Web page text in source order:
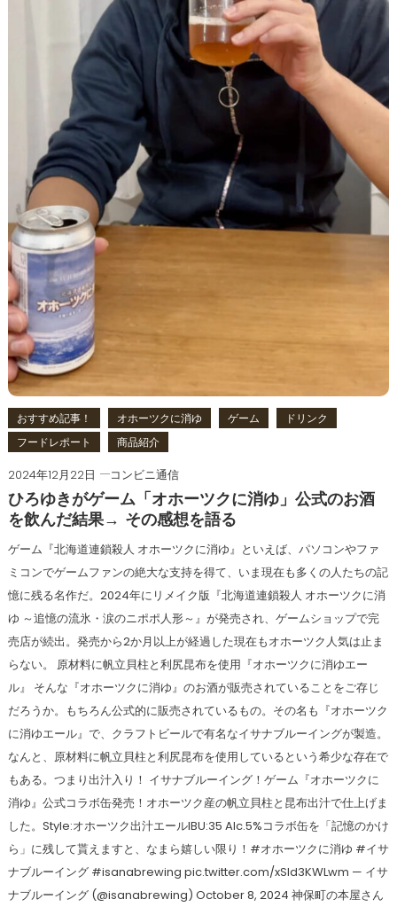
おすすめ記事！ オホーツクに消ゆ ゲーム
ドリンク
フードレポート
商品紹介
2024年12月22日
コンビニ通信
ひろゆきがゲーム「オホーツクに消ゆ」公式のお酒
を飲んだ結果→ その感想を語る
ゲーム『北海道連鎖殺人 オホーツクに消ゆ』といえば、パソコンやファ
ミコンでゲームファンの絶大な支持を得て、いま現在も多くの人たちの記
憶に残る名作だ。2024年にリメイク版『北海道連鎖殺人 オホーツクに消
ゆ ～追憶の流氷・涙のニポポ人形～』が発売され、ゲームショップで完
売店が続出。発売から2か月以上が経過した現在もオホーツク人気は止ま
らない。 原材料に帆立貝柱と利尻昆布を使用『オホーツクに消ゆエー
ル』 そんな『オホーツクに消ゆ』のお酒が販売されていることをご存じ
だろうか。もちろん公式的に販売されているもの。その名も『オホーツク
に消ゆエール』で、クラフトビールで有名なイサナブルーイングが製造。
なんと、原材料に帆立貝柱と利尻昆布を使用しているという希少な存在で
もある。つまり出汁入り！ イサナブルーイング！ゲーム『オホーツクに
消ゆ』公式コラボ缶発売！オホーツク産の帆立貝柱と昆布出汁で仕上げま
した。Style:オホーツク出汁エールIBU:35 Alc.5%コラボ缶を「記憶のかけ
ら」に残して貰えますと、なまら嬉しい限り！#オホーツクに消ゆ #イサ
ナブルーイング #isanabrewing pic.twitter.com/xSld3KWLwm — イサ
ナブルーイング (@isanabrewing) October 8, 2024 神保町の本屋さん